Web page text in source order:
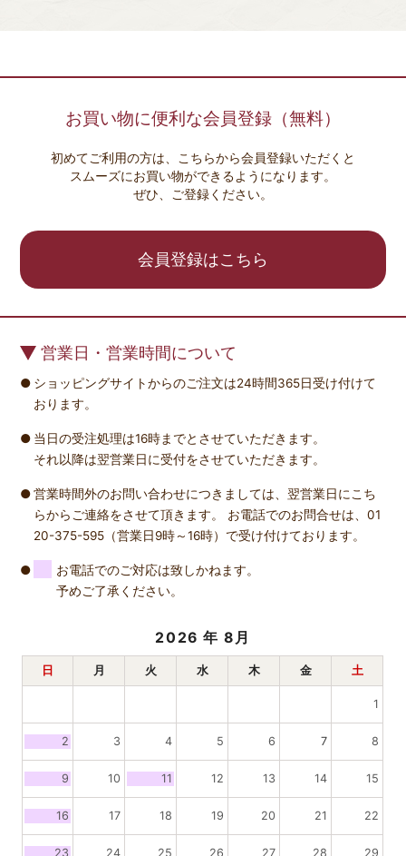
お買い物に便利な会員登録（無料）
初めてご利用の方は、こちらから会員登録いただくと
スムーズにお買い物ができるようになります。
ぜひ、ご登録ください。
会員登録はこちら
営業日・営業時間について
ショッピングサイトからのご注文は24時間365日受け付けて
おります。
当日の受注処理は16時までとさせていただきます。
それ以降は翌営業日に受付をさせていただきます。
営業時間外のお問い合わせにつきましては、翌営業日にこち
らからご連絡をさせて頂きます。 お電話でのお問合せは、01
20-375-595（営業日9時～16時）で受け付けております。
お電話でのご対応は致しかねます。
予めご了承ください。
2026 年 8月
日 月 火 水 木 金 土
1
2 3 4 5 6 7 8
9 10 11 12 13 14 15
16 17 18 19 20 21 22
23 24 25 26 27 28 29